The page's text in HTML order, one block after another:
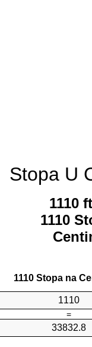
Stopa U
1110
1110
1110 Stopa na
=